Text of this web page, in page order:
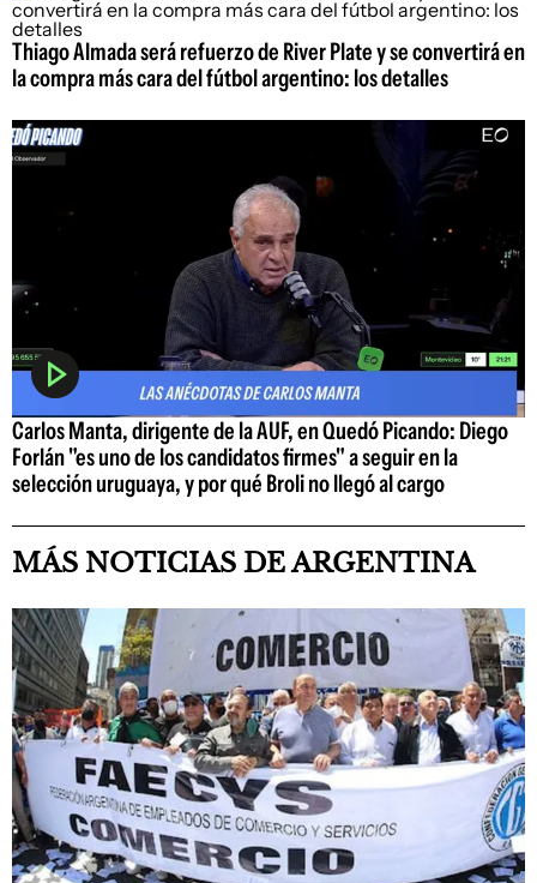
Thiago Almada será refuerzo de River Plate y se convertirá en
la compra más cara del fútbol argentino: los detalles
Carlos Manta, dirigente de la AUF, en Quedó Picando: Diego
Forlán "es uno de los candidatos firmes" a seguir en la
selección uruguaya, y por qué Broli no llegó al cargo
MÁS NOTICIAS DE ARGENTINA